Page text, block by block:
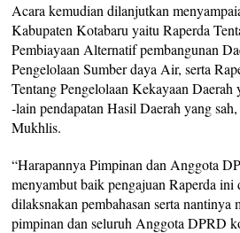
Acara kemudian dilanjutkan
Kabupaten Kotabaru yaitu Raperda
Pembiayaan Alternatif pembangunan
Pengelolaan Sumber daya Air, serta
Tentang Pengelolaan Kekayaan
-lain pendapatan Hasil Daerah yang
Mukhlis.
“Harapannya Pimpinan dan Anggota
menyambut baik pengajuan Raperda ini
dilaksnakan pembahasan serta nantinya
pimpinan dan seluruh Anggota DPRD